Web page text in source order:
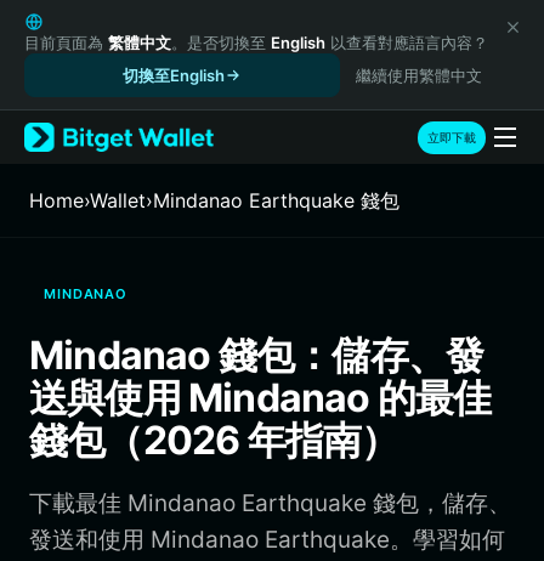
English
日本語
Русский
Español (Latinoamérica)
Türkçe
Italiano
繁體中文
Português (Portugal)
Bahasa Indonesia
ภาษาไทย
हिन्दी
Português (Brasil)
Español (Argentina)
目前頁面為 繁體中文。是否切換至 English 以查看對應語言內容？
切換至English
繼續使用繁體中文
立即下載
Home›Wallet›Mindanao Earthquake 錢包
MINDANAO
Mindanao 錢包：儲存、發
送與使用 Mindanao 的最佳
錢包（2026 年指南）
下載最佳 Mindanao Earthquake 錢包，儲存、
發送和使用 Mindanao Earthquake。學習如何